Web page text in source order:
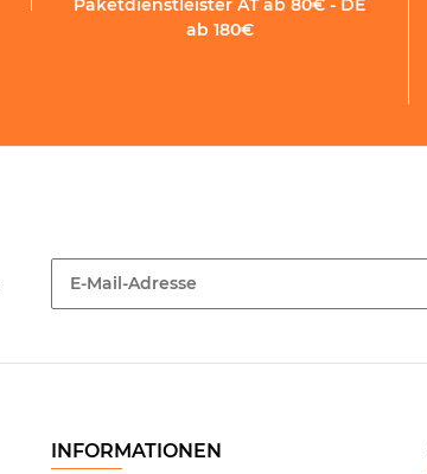
Paketdienstleister AT ab 80€ - DE
ab 180€
INFORMATIONEN